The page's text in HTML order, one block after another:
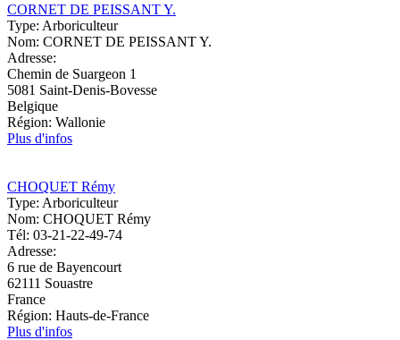
CORNET DE PEISSANT Y.
Type: Arboriculteur
Nom: CORNET DE PEISSANT Y.
Adresse:
Chemin de Suargeon 1
5081 Saint-Denis-Bovesse
Belgique
Région: Wallonie
Plus d'infos
CHOQUET Rémy
Type: Arboriculteur
Nom: CHOQUET Rémy
Tél: 03-21-22-49-74
Adresse:
6 rue de Bayencourt
62111 Souastre
France
Région: Hauts-de-France
Plus d'infos